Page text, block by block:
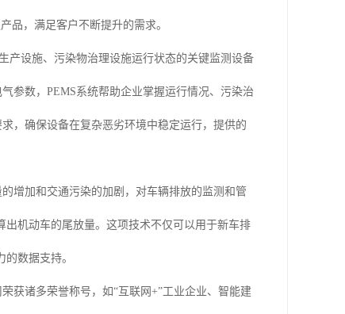
品，满足客户不断提升的需求。
产设施、污染物治理设施运行状态的关键监测设备
参数，PEMS系统帮助企业掌握运行情况、污染治
，确保设备在复杂恶劣环境中稳定运行，提供的
增加和交通污染的加剧，对车辆排放的监测和管
机动车的尾放量。这项技术不仅可以用于新车排
数据支持。
获诸多荣誉称号，如“互联网+”工业企业、智能建